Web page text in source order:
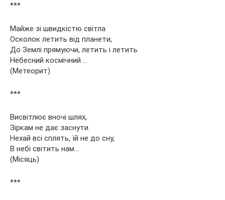
***
Майже зі швидкістю світла
Осколок летить від планети,
До Землі прямуючи, летить і летить
Небесний космічний …
(Метеорит)
***
Висвітлює вночі шлях,
Зіркам не дає заснути.
Нехай всі сплять, їй не до сну,
В небі світить нам…
(Місяць)
***